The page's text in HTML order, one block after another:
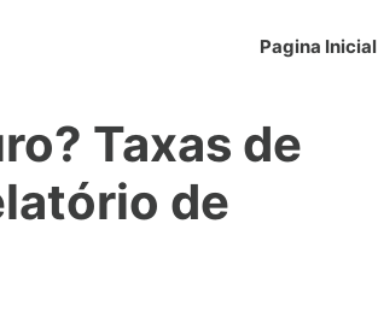
Pagina Inicial
Taxas de
de